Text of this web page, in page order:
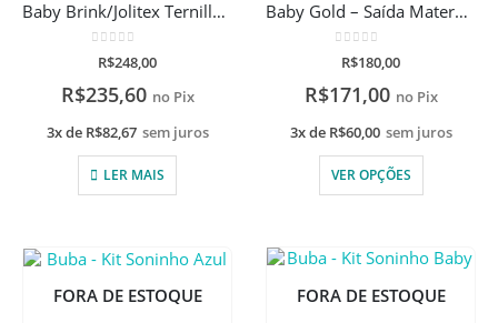
Baby Brink/Jolitex Ternille – Kit Mickey Mouse
de 5
R$248,00
R$235,60 no Pix
3x de R$82,67 sem juros
LER MAIS
Baby Gold – Saída Maternidade em Tricot 2 Peças
de 5
R$180,00
R$171,00 no Pix
3x de R$60,00 sem juros
VER OPÇÕES
FORA DE ESTOQUE FORA DE ESTOQUE